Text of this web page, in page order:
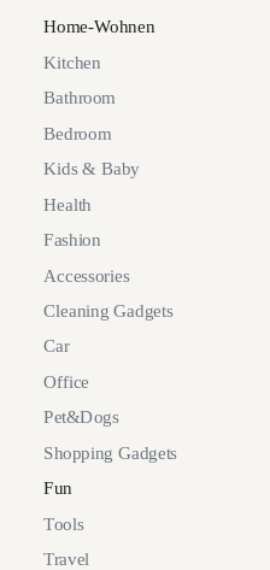
Home-Wohnen
Kitchen
Bathroom
Bedroom
Kids & Baby
Health
Fashion
Accessories
Cleaning Gadgets
Car
Office
Pet&Dogs
Shopping Gadgets
Fun
Tools
Travel